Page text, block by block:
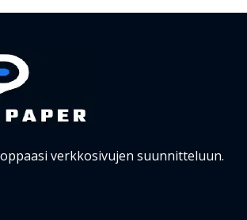
verkkosivujen suunnitteluun.